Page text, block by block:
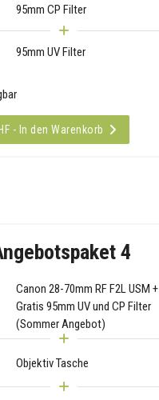
95mm CP Filter
95mm UV Filter
- In den Warenkorb
4
Canon 28-70mm RF F2L USM +
Gratis 95mm UV und CP Filter
(Sommer Angebot)
Objektiv Tasche